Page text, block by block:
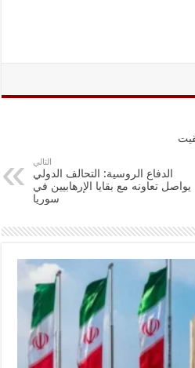
التالي
الدفاع الروسية: التحالف الدولي
يواصل تعاونه مع بقايا الإرهابيين في
سوريا